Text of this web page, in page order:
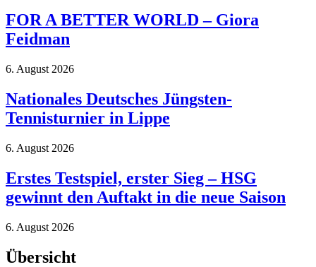
FOR A BETTER WORLD – Giora
Feidman
6. August 2026
Nationales Deutsches Jüngsten-
Tennisturnier in Lippe
6. August 2026
Erstes Testspiel, erster Sieg – HSG
gewinnt den Auftakt in die neue Saison
6. August 2026
Übersicht